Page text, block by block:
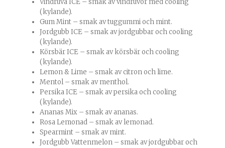
Vindruva ICE – smak av vindruvor med cooling
(kylande).
Gum Mint – smak av tuggummi och mint.
Jordgubb ICE – smak av jordgubbar och cooling
(kylande).
Körsbär ICE – smak av körsbär och cooling
(kylande).
Lemon & Lime – smak av citron och lime.
Mentol – smak av menthol.
Persika ICE – smak av persika och cooling
(kylande).
Ananas Mix – smak av ananas.
Rosa Lemonad – smak av lemonad.
Spearmint – smak av mint.
Jordgubb Vattenmelon – smak av jordgubbar och